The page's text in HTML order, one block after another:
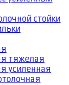
стойки
тяжелая
усиленная